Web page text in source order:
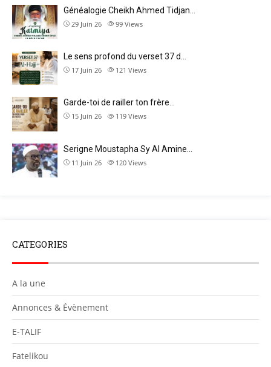
Généalogie Cheikh Ahmed Tidjan…
29 Juin 26 99 Views
Le sens profond du verset 37 d…
17 Juin 26 121 Views
Garde-toi de railler ton frère…
15 Juin 26 119 Views
Serigne Moustapha Sy Al Amine…
11 Juin 26 120 Views
CATEGORIES
A la une
Annonces & Évènement
E-TALIF
Fatelikou